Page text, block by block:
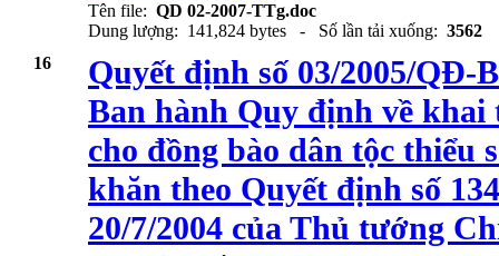
Tên file: QD 02-2007-TTg.doc
Dung lượng: 141,824 bytes - Số lần tải xuống: 3562
16
Quyết định số 03/2005/QĐ-
Ban hành Quy định về khai
cho đồng bào dân tộc thiểu
khăn theo Quyết định số
20/7/2004 của Thủ tướng